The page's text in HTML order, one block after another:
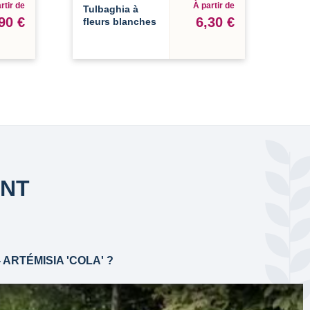
de
€
Tulbaghia à
fleurs blanches
À partir de
6,30 €
ARTÉMISIA 'COLA' ?